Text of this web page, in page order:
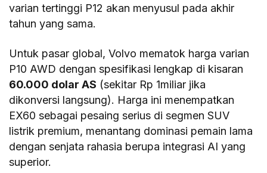
varian tertinggi P12 akan menyusul pada akhir
tahun yang sama.
Untuk pasar global, Volvo mematok harga varian
P10 AWD dengan spesifikasi lengkap di kisaran
60.000 dolar AS (sekitar Rp 1miliar jika
dikonversi langsung). Harga ini menempatkan
EX60 sebagai pesaing serius di segmen SUV
listrik premium, menantang dominasi pemain lama
dengan senjata rahasia berupa integrasi AI yang
superior.